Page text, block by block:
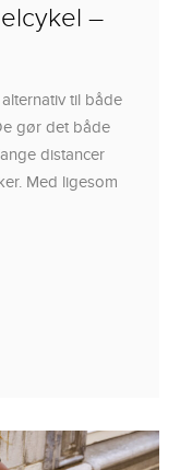
–
til både
gør det både
distancer
Med ligesom